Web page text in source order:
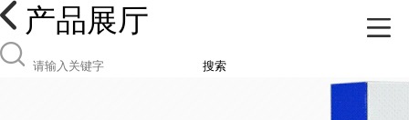
产品展厅
搜索